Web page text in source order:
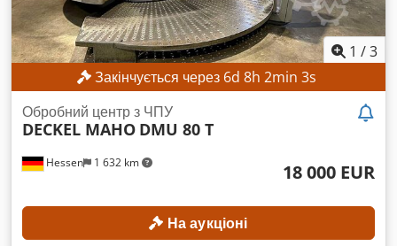
1 /3
Закінчується через 6d 8h 2min 1s
Hessen 1 632 km
Обробний центр з ЧПУ
DECKEL MAHO DMU 80 T
18 000 EUR
На аукціоні